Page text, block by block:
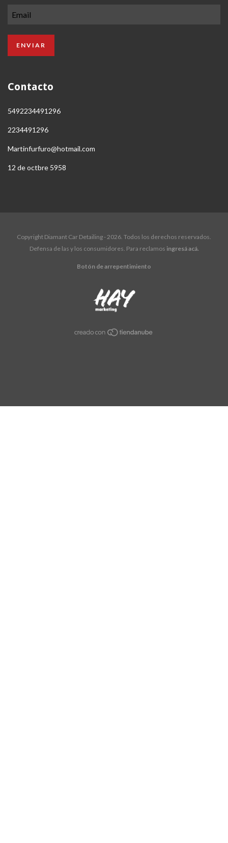
Contacto
5492234491296
2234491296
Martinfurfuro@hotmail.com
12 de octbre 5958
Copyright Diamant Car Detailing - 2026. Todos los derechos reservados.
Defensa de las y los consumidores. Para reclamos ingresá acá.
Botón de arrepentimiento